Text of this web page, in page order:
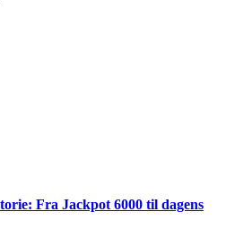
Fra Jackpot 6000 til dagens